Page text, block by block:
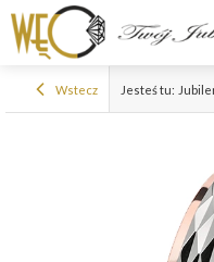
Wstecz Jesteś tu: